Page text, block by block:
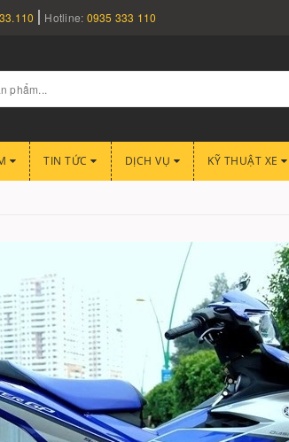
Hotline: 0935 333 110
TIN TỨC DỊCH VỤ KỸ THUẬT XE